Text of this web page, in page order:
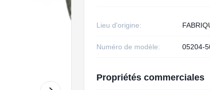
Lieu d'origine:
Numéro de modèle: 05204-
Propriétés commerciales